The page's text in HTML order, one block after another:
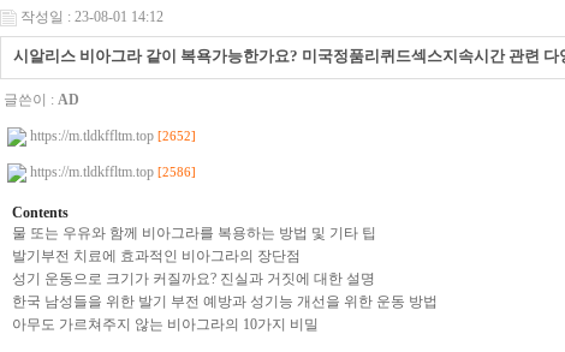
작성일 : 23-08-01 14:12
시알리스 비아그라 같이 복욕가능한가요? 미국정품리퀴드섹스지속시간 관련
글쓴이 : AD
https://m.tldkffltm.top [2652]
https://m.tldkffltm.top [2586]
Contents
물 또는 우유와 함께 비아그라를 복용하는 방법 및 기타 팁
발기부전 치료에 효과적인 비아그라의 장단점
성기 운동으로 크기가 커질까요? 진실과 거짓에 대한 설명
한국 남성들을 위한 발기 부전 예방과 성기능 개선을 위한 운동 방법
아무도 가르쳐주지 않는 비아그라의 10가지 비밀